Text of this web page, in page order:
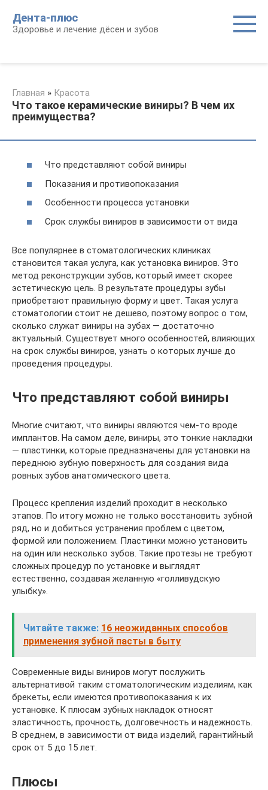
контенту
Дента-плюс
Здоровье и лечение дёсен и зубов
Главная » Красота
Что такое керамические виниры? В чем их
преимущества?
Что представляют собой виниры
Показания и противопоказания
Особенности процесса установки
Срок службы виниров в зависимости от вида
Все популярнее в стоматологических клиниках
становится такая услуга, как установка виниров. Это
метод реконструкции зубов, который имеет скорее
эстетическую цель. В результате процедуры зубы
приобретают правильную форму и цвет. Такая услуга
стоматологии стоит не дешево, поэтому вопрос о том,
сколько служат виниры на зубах — достаточно
актуальный. Существует много особенностей, влияющих
на срок службы виниров, узнать о которых лучше до
проведения процедуры.
Что представляют собой виниры
Многие считают, что виниры являются чем-то вроде
имплантов. На самом деле, виниры, это тонкие накладки
— пластинки, которые предназначены для установки на
переднюю зубную поверхность для создания вида
ровных зубов анатомического цвета.
Процесс крепления изделий проходит в несколько
этапов. По итогу можно не только восстановить зубной
ряд, но и добиться устранения проблем с цветом,
формой или положением. Пластинки можно установить
на один или несколько зубов. Такие протезы не требуют
сложных процедур по установке и выглядят
естественно, создавая желанную «голливудскую
улыбку».
Читайте также: 16 неожиданных способов
применения зубной пасты в быту
Современные виды виниров могут послужить
альтернативой таким стоматологическим изделиям, как
брекеты, если имеются противопоказания к их
установке. К плюсам зубных накладок относят
эластичность, прочность, долговечность и надежность.
В среднем, в зависимости от вида изделий, гарантийный
срок от 5 до 15 лет.
Плюсы